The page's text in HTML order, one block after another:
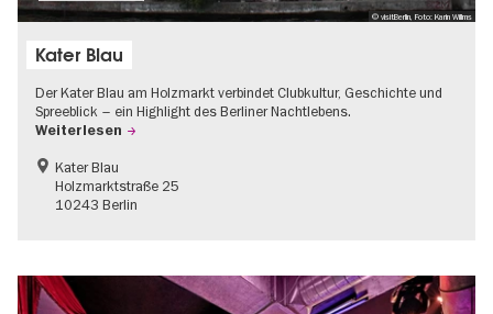
© visitBerlin, Foto: Karin Willms
Kater Blau
Der Kater Blau am Holzmarkt verbindet Clubkultur, Geschichte und
Spreeblick – ein Highlight des Berliner Nachtlebens.
Weiterlesen
Kater Blau
Holzmarktstraße 25
10243 Berlin